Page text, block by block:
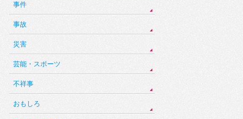
事件
事故
災害
芸能・スポーツ
不祥事
おもしろ